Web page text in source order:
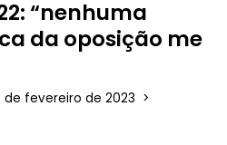
“nenhuma
da oposição me
de fevereiro de 2023